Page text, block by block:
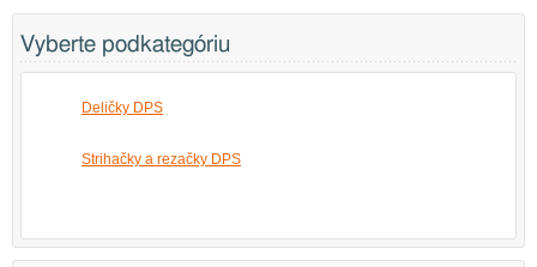
Vyberte podkategóriu
Deličky DPS
Strihačky a rezačky DPS